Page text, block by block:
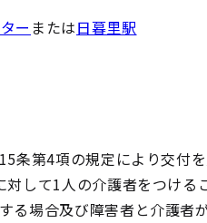
ー または日暮里駅
条第4項の規定により交付
して1人の介護者をつける
る場合及び障害者と介護